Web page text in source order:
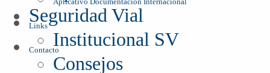
Links
Contacto
Seguridad Vial
Institucional SV
Consejos